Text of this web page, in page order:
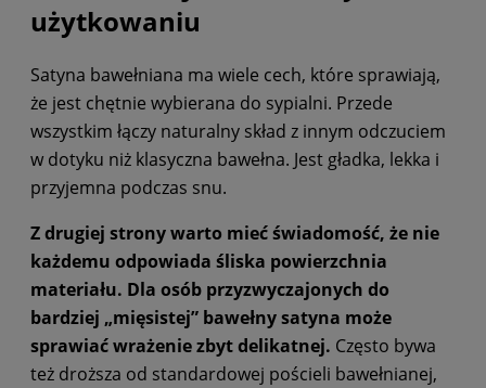
użytkowaniu
Satyna bawełniana ma wiele cech, które sprawiają,
że jest chętnie wybierana do sypialni. Przede
wszystkim łączy naturalny skład z innym odczuciem
w dotyku niż klasyczna bawełna. Jest gładka, lekka i
przyjemna podczas snu.
Z drugiej strony warto mieć świadomość, że nie
każdemu odpowiada śliska powierzchnia
materiału. Dla osób przyzwyczajonych do
bardziej „mięsistej” bawełny satyna może
sprawiać wrażenie zbyt delikatnej. Często bywa
też droższa od standardowej pościeli bawełnianej,